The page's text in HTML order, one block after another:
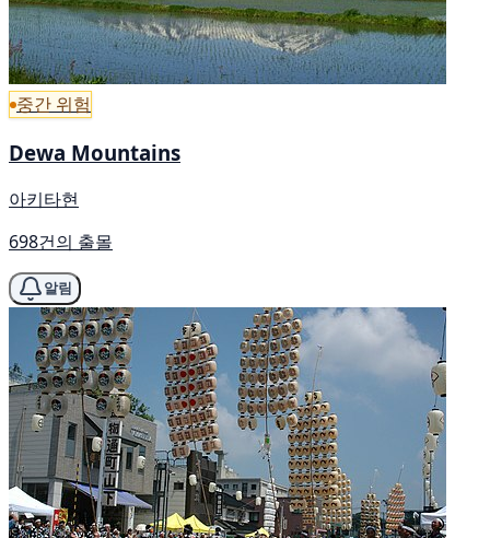
중간 위험
Dewa Mountains
아키타현
698건의 출몰
알림